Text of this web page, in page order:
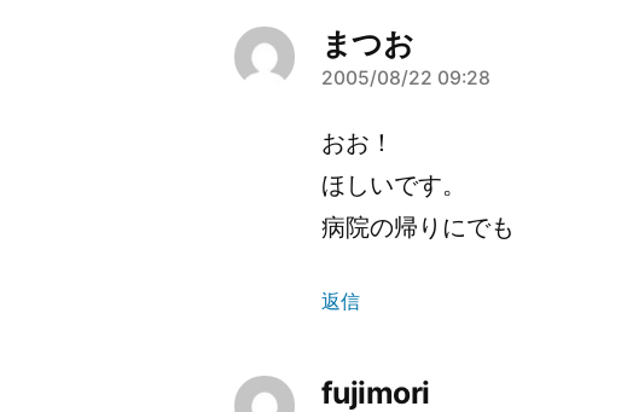
まつお
さ
ん
の
発
2005/08/22 09:28
おお！
ほしいです。
病院の帰りにでも
返信
fujimori